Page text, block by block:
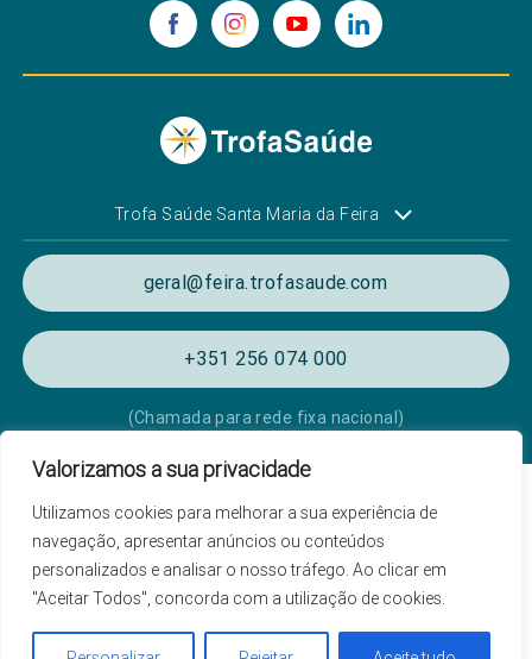
Valorizamos a sua privacidade
Utilizamos cookies para melhorar a sua experiência de
navegação, apresentar anúncios ou conteúdos
personalizados e analisar o nosso tráfego. Ao clicar em
"Aceitar Todos", concorda com a utilização de cookies.
Trofa Saúde Santa Maria da Feira
geral@feira.trofasaude.com
+351 256 074 000
(Chamada para rede fixa nacional)
Termos e condições de utilização
Listagem das Unidades Hospitalares